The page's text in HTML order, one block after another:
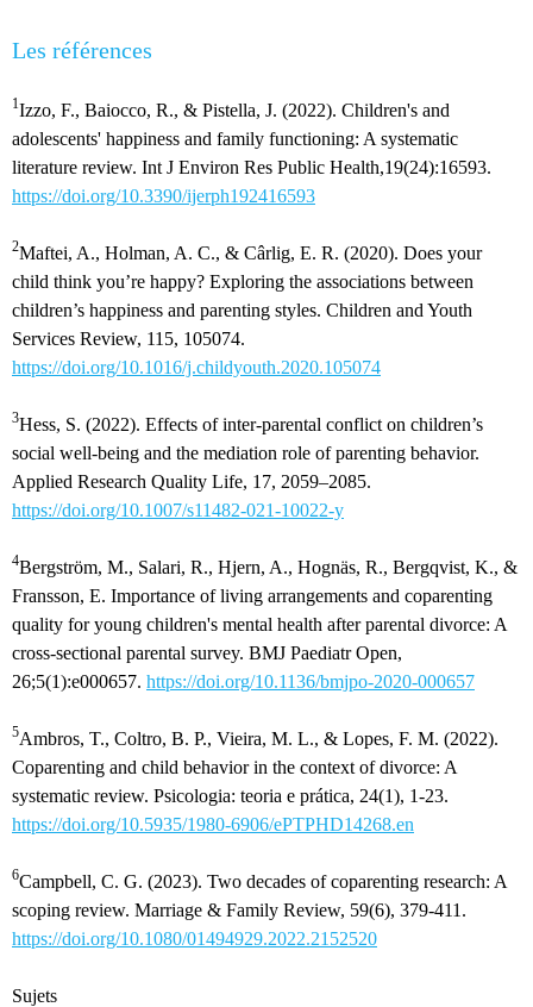
Les références
1Izzo, F., Baiocco, R., & Pistella, J. (2022). Children's and
adolescents' happiness and family functioning: A systematic
literature review. Int J Environ Res Public Health,19(24):16593.
https://doi.org/10.3390/ijerph192416593
2Maftei, A., Holman, A. C., & Cârlig, E. R. (2020). Does your
child think you’re happy? Exploring the associations between
children’s happiness and parenting styles. Children and Youth
Services Review, 115, 105074.
https://doi.org/10.1016/j.childyouth.2020.105074
3Hess, S. (2022). Effects of inter-parental conflict on children’s
social well-being and the mediation role of parenting behavior.
Applied Research Quality Life, 17, 2059–2085.
https://doi.org/10.1007/s11482-021-10022-y
4Bergström, M., Salari, R., Hjern, A., Hognäs, R., Bergqvist, K., &
Fransson, E. Importance of living arrangements and coparenting
quality for young children's mental health after parental divorce: A
cross-sectional parental survey. BMJ Paediatr Open,
26;5(1):e000657. https://doi.org/10.1136/bmjpo-2020-000657
5Ambros, T., Coltro, B. P., Vieira, M. L., & Lopes, F. M. (2022).
Coparenting and child behavior in the context of divorce: A
systematic review. Psicologia: teoria e prática, 24(1), 1-23.
https://doi.org/10.5935/1980-6906/ePTPHD14268.en
6Campbell, C. G. (2023). Two decades of coparenting research: A
scoping review. Marriage & Family Review, 59(6), 379-411.
https://doi.org/10.1080/01494929.2022.2152520
Sujets